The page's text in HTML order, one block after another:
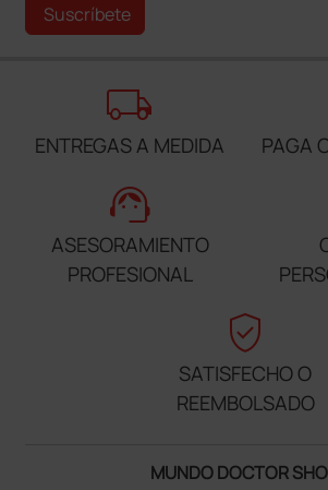
Suscríbete
local_shipping
ENTREGAS A MEDIDA PAGA
support_agent
ASESORAMIENTO
PROFESIONAL
verified_user
SATISFECHO O
REEMBOLSADO
MUNDO DOCTOR